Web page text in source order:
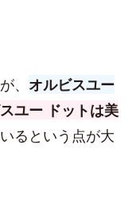
、 オルビスユー
ユー ドットは美
るという点が大